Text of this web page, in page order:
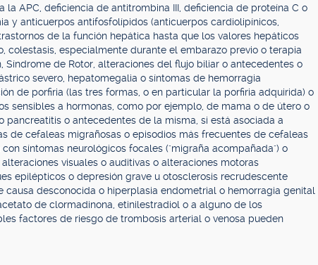
la APC, deficiencia de antitrombina III, deficiencia de proteína C o
y anticuerpos antifosfolípidos (anticuerpos cardiolipínicos,
de la función hepática hasta que los valores hepáticos
colestasis, especialmente durante el embarazo previo o terapia
Síndrome de Rotor, alteraciones del flujo biliar o antecedentes o
severo, hepatomegalia o síntomas de hemorragia
de porfiria (las tres formas, o en particular la porfiria adquirida) o
sensibles a hormonas, como por ejemplo, de mama o de útero o
o antecedentes de la misma, si está asociada a
de cefaleas migrañosas o episodios más frecuentes de cefaleas
síntomas neurológicos focales ("migraña acompañada") o
visuales o auditivas o alteraciones motoras
epilépticos o depresión grave u otosclerosis recrudescente
causa desconocida o hiperplasia endometrial o hemorragia genital
de clormadinona, etinilestradiol o a alguno de los
factores de riesgo de trombosis arterial o venosa pueden